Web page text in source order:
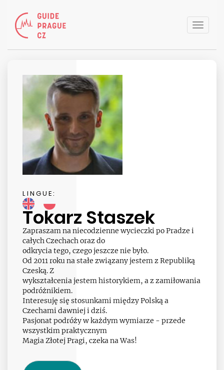
Toggle
LINGUE:
Tokarz Staszek
Zapraszam na niecodzienne wycieczki po Pradze i
całych Czechach oraz do
odkrycia tego, czego jeszcze nie było.
Od 2011 roku na stałe związany jestem z Republiką
Czeską. Z
wykształcenia jestem historykiem, a z zamiłowania
podróżnikiem.
Interesuję się stosunkami między Polską a
Czechami dawniej i dziś.
Pasjonat podróży w każdym wymiarze - przede
wszystkim praktycznym
Magia Złotej Pragi, czeka na Was!